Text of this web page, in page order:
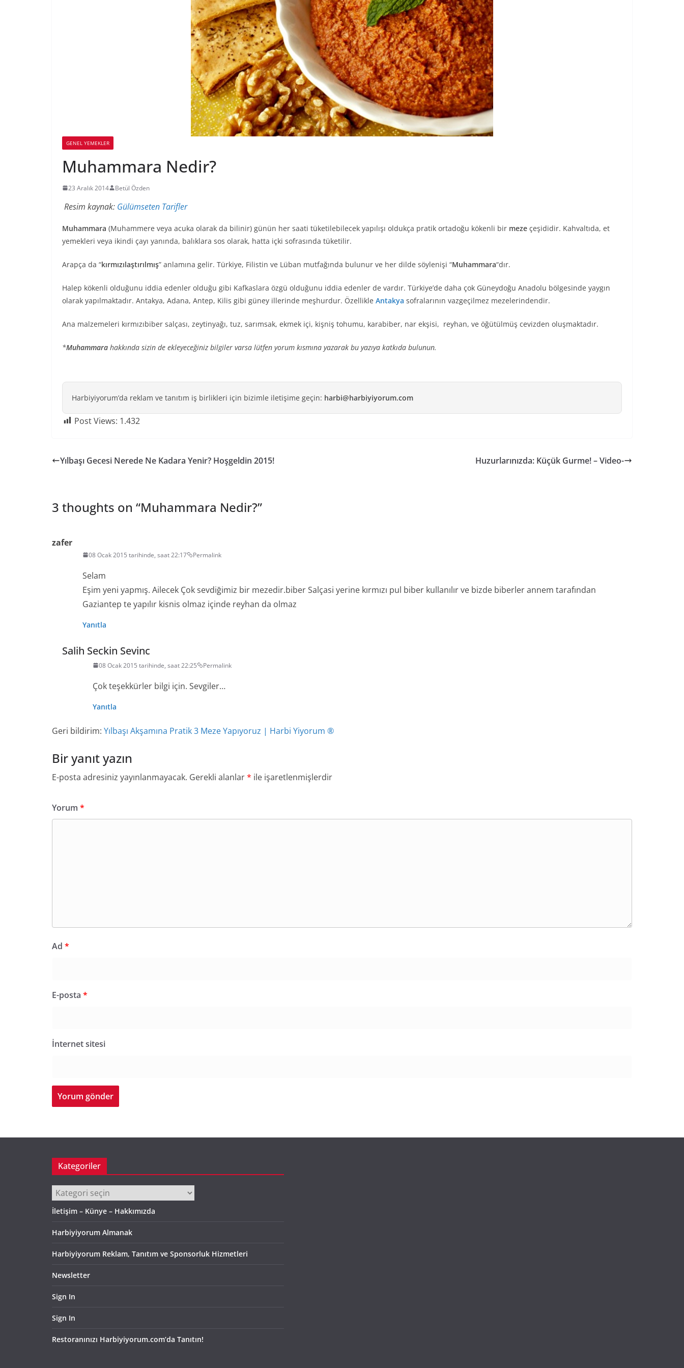
GENEL YEMEKLER
Muhammara Nedir?
23 Aralık 2014 Betül Özden
Resim kaynak: Gülümseten Tarifler
Muhammara (Muhammere veya acuka olarak da bilinir) günün her saati tüketilebilecek yapılışı oldukça pratik ortadoğu kökenli bir meze çeşididir. Kahvaltıda, et
yemekleri veya ikindi çayı yanında, balıklara sos olarak, hatta içki sofrasında tüketilir.
Arapça da “kırmızılaştırılmış” anlamına gelir. Türkiye, Filistin ve Lüban mutfağında bulunur ve her dilde söylenişi “Muhammara“dır.
Halep kökenli olduğunu iddia edenler olduğu gibi Kafkaslara özgü olduğunu iddia edenler de vardır. Türkiye’de daha çok Güneydoğu Anadolu bölgesinde yaygın
olarak yapılmaktadır. Antakya, Adana, Antep, Kilis gibi güney illerinde meşhurdur. Özellikle Antakya sofralarının vazgeçilmez mezelerindendir.
Ana malzemeleri kırmızıbiber salçası, zeytinyağı, tuz, sarımsak, ekmek içi, kişniş tohumu, karabiber, nar ekşisi, reyhan, ve öğütülmüş cevizden oluşmaktadır.
*Muhammara hakkında sizin de ekleyeceğiniz bilgiler varsa lütfen yorum kısmına yazarak bu yazıya katkıda bulunun.
Harbiyiyorum’da reklam ve tanıtım iş birlikleri için bizimle iletişime geçin: harbi@harbiyiyorum.com
Post Views: 1.432
Yılbaşı Gecesi Nerede Ne Kadara Yenir? Hoşgeldin 2015! Huzurlarınızda: Küçük Gurme! – Video-
3 thoughts on “Muhammara Nedir?”
zafer
08 Ocak 2015 tarihinde, saat 22:17 Permalink
Selam
Eşim yeni yapmış. Ailecek Çok sevdiğimiz bir mezedir.biber Salçasi yerine kırmızı pul biber kullanılır ve bizde biberler annem tarafından
Gaziantep te yapılır kisnis olmaz içinde reyhan da olmaz
Yanıtla
Salih Seckin Sevinc
08 Ocak 2015 tarihinde, saat 22:25 Permalink
Çok teşekkürler bilgi için. Sevgiler…
Yanıtla
Geri bildirim: Yılbaşı Akşamına Pratik 3 Meze Yapıyoruz | Harbi Yiyorum ®
Bir yanıt yazın
E-posta adresiniz yayınlanmayacak. Gerekli alanlar* ile işaretlenmişlerdir
Yorum *
Ad *
E-posta *
İnternet sitesi
Kategoriler
Kategoriler
İletişim – Künye – Hakkımızda
Harbiyiyorum Almanak
Harbiyiyorum Reklam, Tanıtım ve Sponsorluk Hizmetleri
Newsletter
Sign In
Sign In
Restoranınızı Harbiyiyorum.com’da Tanıtın!